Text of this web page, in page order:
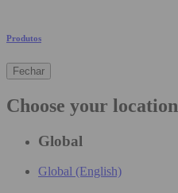
Produtos
Fechar
Choose your location
Global
Global (English)